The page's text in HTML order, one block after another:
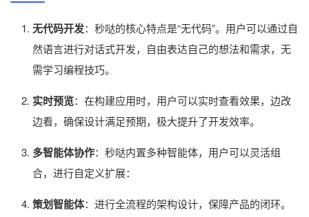
无代码开发：秒哒的核心特点是“无代码”。用户可以通过自
然语言进行对话式开发，自由表达自己的想法和需求，无
需学习编程技巧。
实时预览：在构建应用时，用户可以实时查看效果，边改
边看，确保设计满足预期，极大提升了开发效率。
多智能体协作：秒哒内置多种智能体，用户可以灵活组
合，进行自定义扩展：
策划智能体：进行全流程的架构设计，保障产品的闭环。